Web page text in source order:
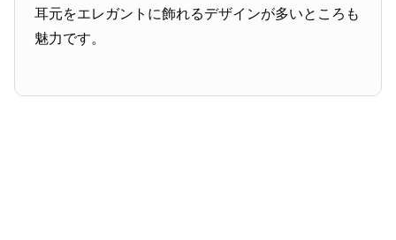
耳元をエレガントに飾れるデザインが多いところも
魅力です。